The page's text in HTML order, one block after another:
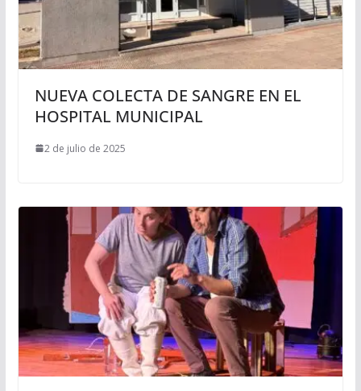
NUEVA COLECTA DE SANGRE EN EL
HOSPITAL MUNICIPAL
2 de julio de 2025